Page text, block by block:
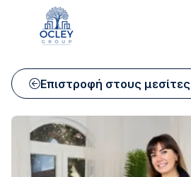
Επιστροφή στους μεσίτες